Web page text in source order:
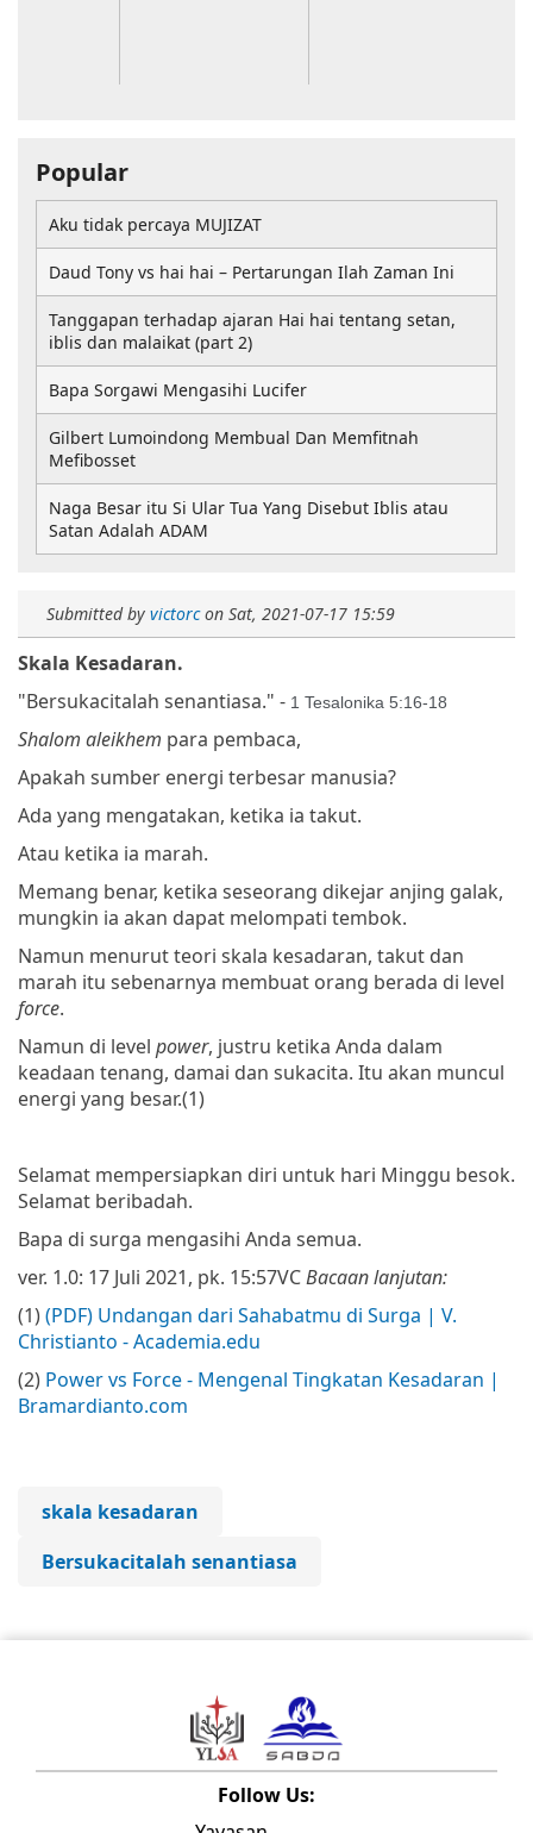
Submitted by victorcon Sat, 2021-07-17 15:59
Skala Kesadaran.
"Bersukacitalah senantiasa." - 1 Tesalonika 5:16-18
Shalom aleikhem para pembaca,
Apakah sumber energi terbesar manusia?
Ada yang mengatakan, ketika ia takut.
Atau ketika ia marah.
Memang benar, ketika seseorang dikejar anjing galak,
mungkin ia akan dapat melompati tembok.
Namun menurut teori skala kesadaran, takut dan
marah itu sebenarnya membuat orang berada di level
force.
Namun di level power, justru ketika Anda dalam
keadaan tenang, damai dan sukacita. Itu akan muncul
energi yang besar.(1)
Selamat mempersiapkan diri untuk hari Minggu besok.
Selamat beribadah.
Bapa di surga mengasihi Anda semua.
ver. 1.0: 17 Juli 2021, pk. 15:57VCBacaan lanjutan:
(1)(PDF) Undangan dari Sahabatmu di Surga | V.
Christianto - Academia.edu
(2) Power vs Force - Mengenal Tingkatan Kesadaran |
Bramardianto.com
skala kesadaran
Bersukacitalah senantiasa
Popular
Aku tidak percaya MUJIZAT
Daud Tony vs hai hai – Pertarungan Ilah Zaman Ini
Tanggapan terhadap ajaran Hai hai tentang setan,
iblis dan malaikat (part 2)
Bapa Sorgawi Mengasihi Lucifer
Gilbert Lumoindong Membual Dan Memfitnah
Mefibosset
Naga Besar itu Si Ular Tua Yang Disebut Iblis atau
Satan Adalah ADAM
Follow Us: